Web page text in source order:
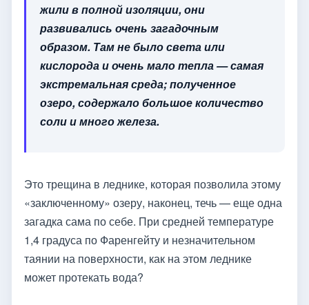
жили в полной изоляции, они
развивались очень загадочным
образом. Там не было света или
кислорода и очень мало тепла — самая
экстремальная среда; полученное
озеро, содержало большое количество
соли и много железа.
Это трещина в леднике, которая позволила этому
«заключенному» озеру, наконец, течь — еще одна
загадка сама по себе. При средней температуре
1,4 градуса по Фаренгейту и незначительном
таянии на поверхности, как на этом леднике
может протекать вода?